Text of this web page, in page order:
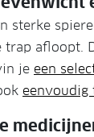
sterke
trap afloopt.
je een
eenvoudig